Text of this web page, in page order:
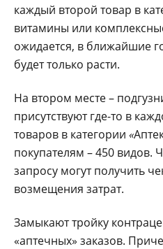
каждый второй товар в
витамины или
ожидается, в ближайшие
будет только расти.
На втором месте –
присутствуют где-то в
товаров в категории «
покупателям – 450 видов.
запросу могут получить
возмещения затрат.
Замыкают тройку
«аптечных» заказов.